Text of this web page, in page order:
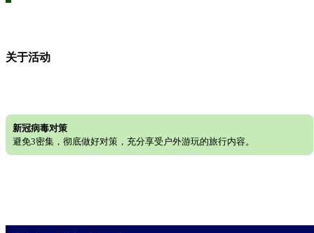
关于活动
新冠病毒对策
避免3密集，彻底做好对策，充分享受户外游玩的旅行内容。